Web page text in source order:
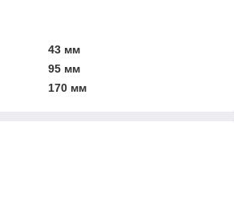
43 мм
95 мм
170 мм